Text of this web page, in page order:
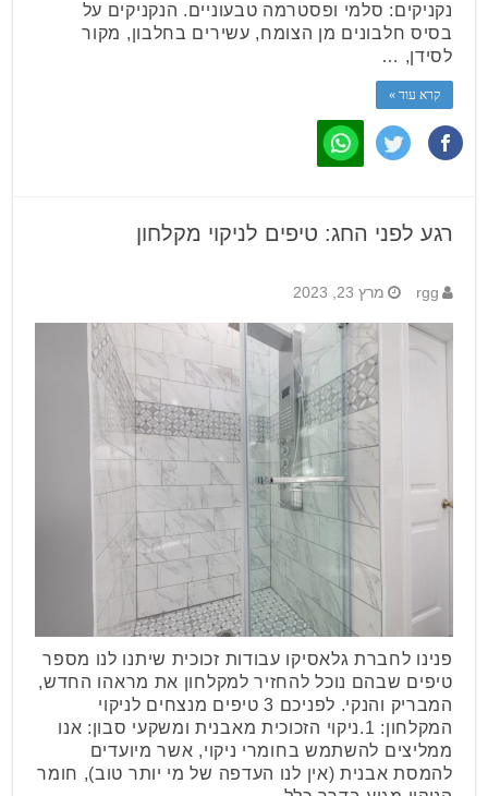
נקניקים: סלמי ופסטרמה טבעוניים. הנקניקים על
בסיס חלבונים מן הצומח, עשירים בחלבון, מקור
לסידן, …
קרא עוד »
רגע לפני החג: טיפים לניקוי מקלחון
rgg מרץ 23, 2023
פנינו לחברת גלאסיקו עבודות זכוכית שיתנו לנו מספר
טיפים שבהם נוכל להחזיר למקלחון את מראהו החדש,
המבריק והנקי. לפניכם 3 טיפים מנצחים לניקוי
המקלחון: 1.ניקוי הזכוכית מאבנית ומשקעי סבון: אנו
ממליצים להשתמש בחומרי ניקוי, אשר מיועדים
להמסת אבנית (אין לנו העדפה של מי יותר טוב), חומר